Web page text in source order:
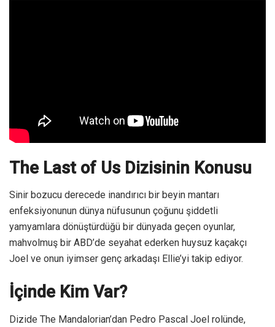
The Last of Us Dizisinin Konusu
Sinir bozucu derecede inandırıcı bir beyin mantarı
enfeksiyonunun dünya nüfusunun çoğunu şiddetli
yamyamlara dönüştürdüğü bir dünyada geçen oyunlar,
mahvolmuş bir ABD’de seyahat ederken huysuz kaçakçı
Joel ve onun iyimser genç arkadaşı Ellie’yi takip ediyor.
İçinde Kim Var?
Dizide The Mandalorian’dan Pedro Pascal Joel rolünde,